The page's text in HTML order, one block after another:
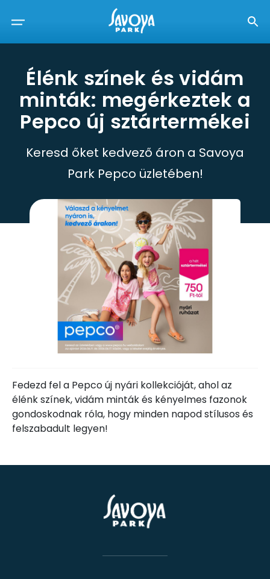
Élénk színek és vidám
minták: megérkeztek a
Pepco új sztártermékei
Keresd őket kedvező áron a Savoya
Park Pepco üzletében!
Fedezd fel a Pepco új nyári kollekcióját, ahol az
élénk színek, vidám minták és kényelmes fazonok
gondoskodnak róla, hogy minden napod stílusos és
felszabadult legyen!